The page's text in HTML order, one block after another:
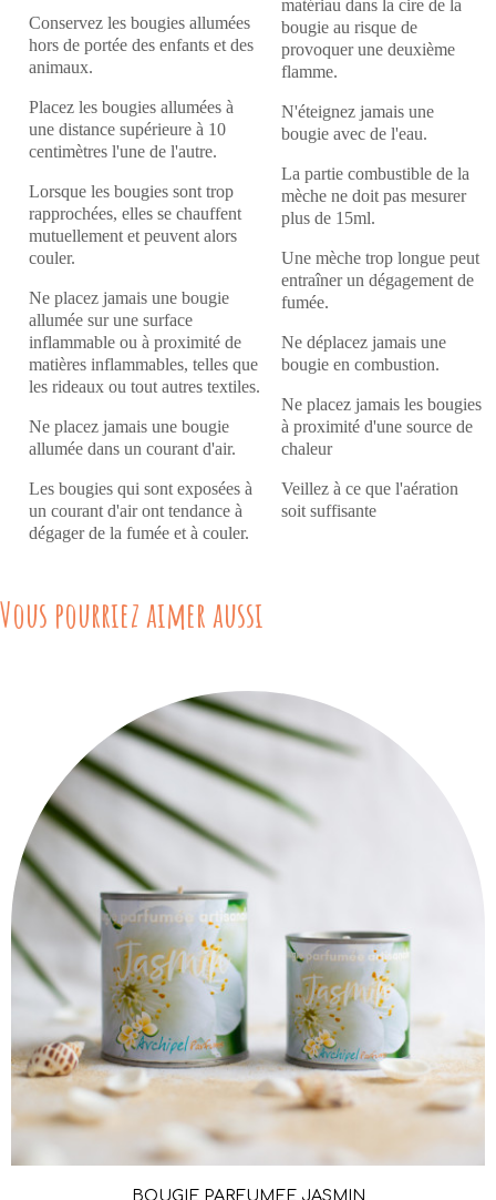
Conservez les bougies allumées
hors de portée des enfants et des
animaux.
Placez les bougies allumées à
une distance supérieure à 10
centimètres l'une de l'autre.
Lorsque les bougies sont trop
rapprochées, elles se chauffent
mutuellement et peuvent alors
couler.
Ne placez jamais une bougie
allumée sur une surface
inflammable ou à proximité de
matières inflammables, telles que
les rideaux ou tout autres textiles.
Ne placez jamais une bougie
allumée dans un courant d'air.
Les bougies qui sont exposées à
un courant d'air ont tendance à
dégager de la fumée et à couler.
matériau dans la cire de la
bougie au risque de
provoquer une deuxième
flamme.
N'éteignez jamais une
bougie avec de l'eau.
La partie combustible de la
mèche ne doit pas mesurer
plus de 15ml.
Une mèche trop longue peut
entraîner un dégagement de
fumée.
Ne déplacez jamais une
bougie en combustion.
Ne placez jamais les bougies
à proximité d'une source de
chaleur
Veillez à ce que l'aération
soit suffisante
Vous pourriez aimer aussi
BOUGIE PARFUMÉE JASMIN